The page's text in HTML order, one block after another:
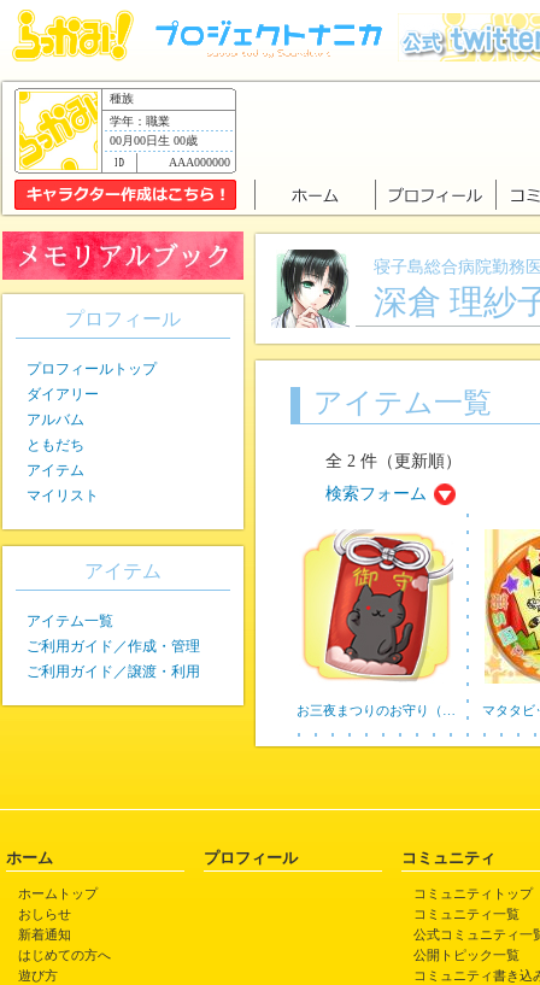
種族
学年：職業
00月00日生 00歳
AAA000000
寝子島総合病院勤務
深倉 理紗
アイテム一覧
全 2 件（更新順）
検索フォーム
お三夜まつりのお守り（… マタタ
プロフィール
プロフィールトップ
ダイアリー
アルバム
ともだち
アイテム
マイリスト
アイテム
アイテム一覧
ご利用ガイド／作成・管理
ご利用ガイド／譲渡・利用
ホーム
ホームトップ
おしらせ
新着通知
はじめての方へ
遊び方
プロフィール コミュニティ
コミュニティトップ
コミュニティ一覧
公式コミュニティ一
公開トピック一覧
コミュニティ書き込